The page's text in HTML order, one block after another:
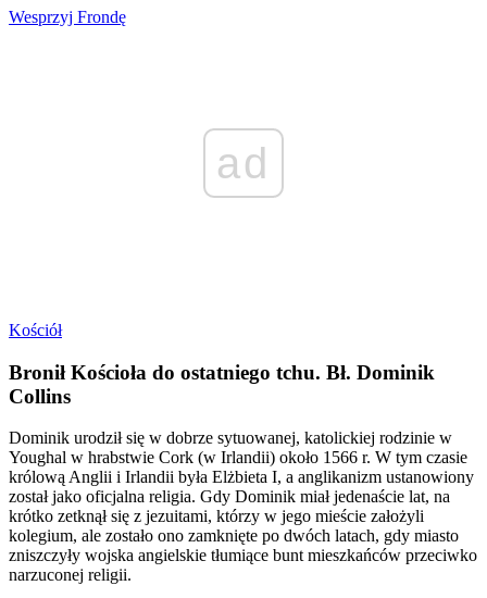
Wesprzyj Frondę
ad
Kościół
Bronił Kościoła do ostatniego tchu. Bł. Dominik
Collins
Dominik urodził się w dobrze sytuowanej, katolickiej rodzinie w
Youghal w hrabstwie Cork (w Irlandii) około 1566 r. W tym czasie
królową Anglii i Irlandii była Elżbieta I, a anglikanizm ustanowiony
został jako oficjalna religia. Gdy Dominik miał jedenaście lat, na
krótko zetknął się z jezuitami, którzy w jego mieście założyli
kolegium, ale zostało ono zamknięte po dwóch latach, gdy miasto
zniszczyły wojska angielskie tłumiące bunt mieszkańców przeciwko
narzuconej religii.